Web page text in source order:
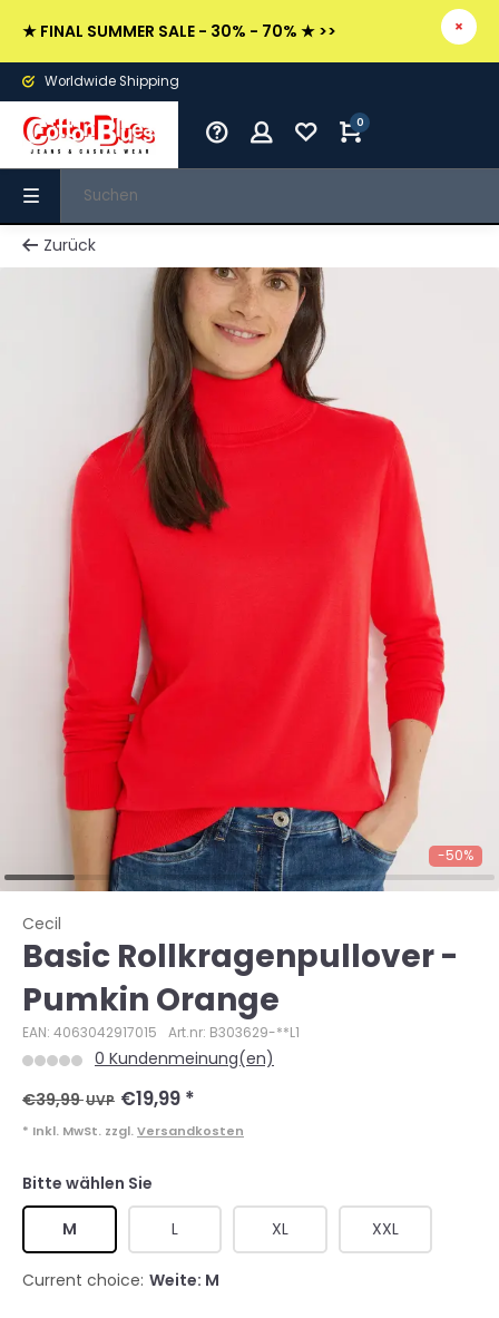
★ FINAL SUMMER SALE - 30% - 70% ★ >>
Worldwide Shipping
0
Zurück
-50%
Cecil
Basic Rollkragenpullover -
Pumkin Orange
EAN: 4063042917015 Art.nr: B303629-**L1
0 Kundenmeinung(en)
€39,99UVP €19,99 *
* Inkl. MwSt. zzgl. Versandkosten
Bitte wählen Sie
M L XL XXL
Current choice: Weite: M